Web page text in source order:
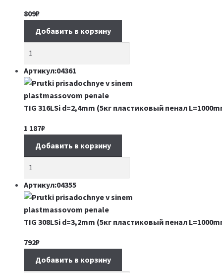
809₽
Добавить в корзину
Артикул:04361
TIG 316LSi d=2,4mm (5кг пластиковый пенал
1 187₽
Добавить в корзину
Артикул:04355
TIG 308LSi d=3,2mm (5кг пластиковый пенал
792₽
Добавить в корзину